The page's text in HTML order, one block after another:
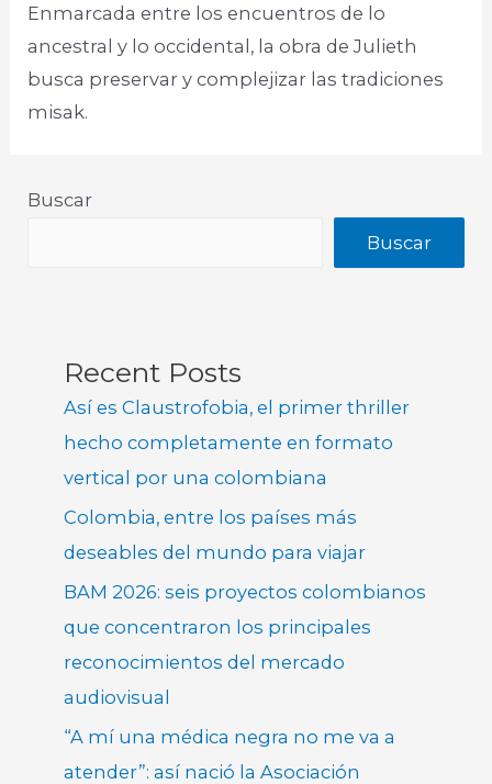
Enmarcada entre los encuentros de lo
ancestral y lo occidental, la obra de Julieth
busca preservar y complejizar las tradiciones
misak.
Buscar
Buscar
Recent Posts
Así es Claustrofobia, el primer thriller
hecho completamente en formato
vertical por una colombiana
Colombia, entre los países más
deseables del mundo para viajar
BAM 2026: seis proyectos colombianos
que concentraron los principales
reconocimientos del mercado
audiovisual
“A mí una médica negra no me va a
atender”: así nació la Asociación